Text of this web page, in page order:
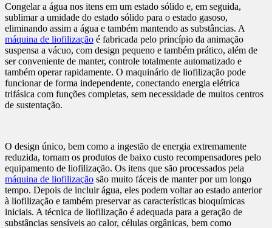
Congelar a água nos itens em um estado sólido e, em seguida,
sublimar a umidade do estado sólido para o estado gasoso,
eliminando assim a água e também mantendo as substâncias. A
máquina de liofilização é fabricada pelo princípio da animação
suspensa a vácuo, com design pequeno e também prático, além de
ser conveniente de manter, controle totalmente automatizado e
também operar rapidamente. O maquinário de liofilização pode
funcionar de forma independente, conectando energia elétrica
trifásica com funções completas, sem necessidade de muitos centros
de sustentação.
O design único, bem como a ingestão de energia extremamente
reduzida, tornam os produtos de baixo custo recompensadores pelo
equipamento de liofilização. Os itens que são processados pela
máquina de liofilização são muito fáceis de manter por um longo
tempo. Depois de incluir água, eles podem voltar ao estado anterior
à liofilização e também preservar as características bioquímicas
iniciais. A técnica de liofilização é adequada para a geração de
substâncias sensíveis ao calor, células orgânicas, bem como